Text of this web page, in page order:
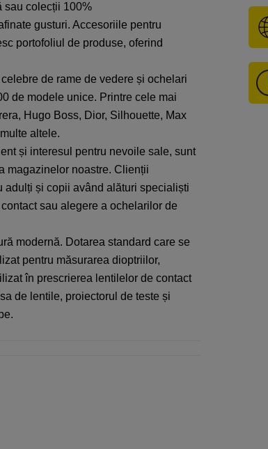
sau colecții 100%
gusturi. Accesoriile pentru
portofoliul de produse, oferind
celebre de rame de vedere și ochelari
de modele unice. Printre cele mai
Hugo Boss, Dior, Silhouette, Max
altele.
și interesul pentru nevoile sale, sunt
magazinelor noastre. Clienții
adul ți și copii având al ături specialiști
sau alegere a ochelarilor de
ă modernă. Dotarea standard care se
pentru măsurarea dioptriilor,
în prescrierea lentilelor de contact
de lentile, proiectorul de teste și